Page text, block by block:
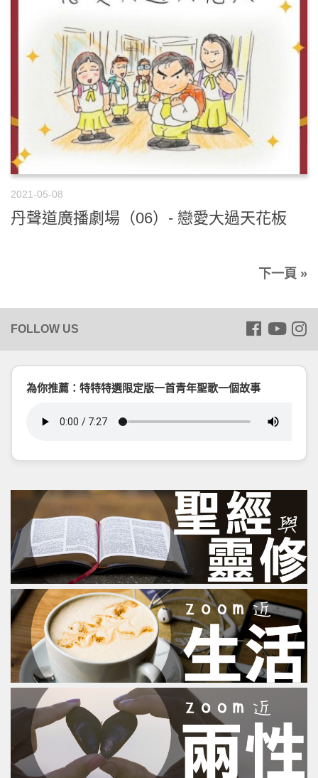
2021-05-08
丹聲道廣播劇場（06）- 戀愛大過天花板
下一頁 »
為你推薦：特特特選限定版一首青年聖歌一個故事